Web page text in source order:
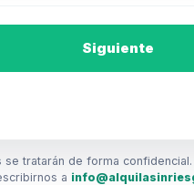
Siguiente
se tratarán de forma
a